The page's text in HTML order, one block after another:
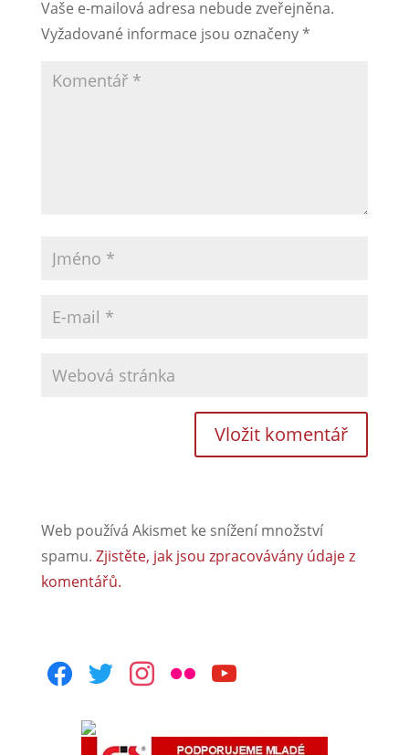
Vaše e-mailová adresa nebude zveřejněna.
Vyžadované informace jsou označeny*
Web používá Akismet ke snížení množství
spamu. Zjistěte, jak jsou zpracovávány údaje z
komentářů.
facebooktwitterinstagram
flickr youtube